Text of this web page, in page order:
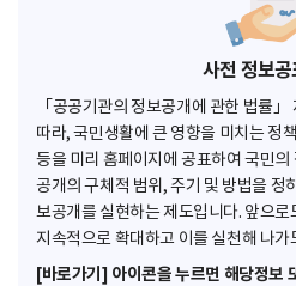
사전 정보
「공공기관의 정보공개에 관한 법률
따라, 국민생활에 큰 영향을 미치는 정
등을 미리 홈페이지에 공표하여 국민
공개의 구체적 범위, 주기 및 방법을 정
보공개를 실현하는 제도입니다. 앞으
지속적으로 확대하고 이를 실천해 나가
[바로가기] 아이콘을 누르면 해당정보